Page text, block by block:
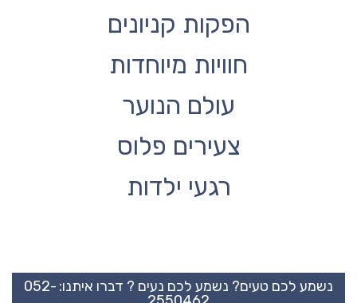
הפקות קניונים
חוויות מיוחדות
עולם הנוער
צעירים פלוס
רגעי ילדות
נשמע לכם טעים? נשמע לכם נעים ? דברו איתנו: 052-